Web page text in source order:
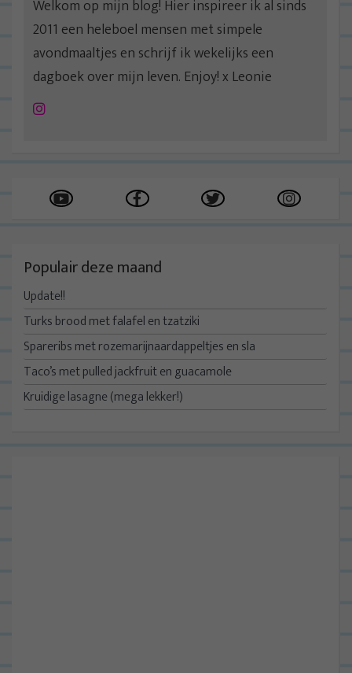
Welkom op mijn blog! Hier inspireer ik al sinds
2011 een heleboel mensen met simpele
avondmaaltjes en schrijf ik wekelijks een
dagboek over mijn leven. Enjoy! x Leonie
Instagram
Populair deze maand
Update!!
Turks brood met falafel en tzatziki
Spareribs met rozemarijnaardappeltjes en sla
Taco’s met pulled jackfruit en guacamole
Kruidige lasagne (mega lekker!)